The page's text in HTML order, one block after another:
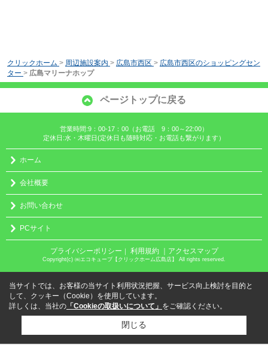
クリックホーム > 周辺施設案内 > 広島市西区 > 広島市西区のショッピングセン
ター > 広島マリーナホップ
ページトップに戻る
営業時間:9：00-17：00（お電話 9：00～22:00）
定休日:水・木曜日(定休日も随時対応・お電話も繋がります）
ホーム
会社概要
お問い合わせ
PCサイト
プライバシーポリシー ｜ 利用規約 ｜アクセスマップ
Copyright(c) ㈱エコキューブ【クリックホーム広島店】 All rights reserved.
当サイトでは、お客様の当サイト利用状況把握、サービス向上検討を目的と
して、クッキー（Cookie）を使用しています。
詳しくは、当社の 「Cookieの取扱いについて」 をご確認ください。
閉じる